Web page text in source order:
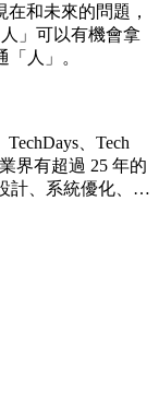
和未來的問題，
」可以有機會拿
人」。
、Tech
界有超過 25 年的
計、系統優化、…